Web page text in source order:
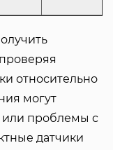
относительно
могут
или проблемы с
датчики